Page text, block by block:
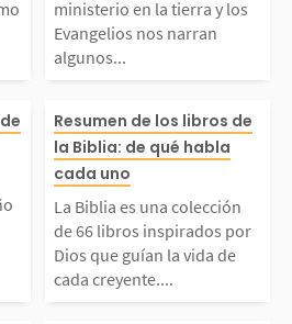
comp
que
Los
los 1
s Evangelios
an algunos de
sos milagros
mo propósito
r a...
ministerio en la tierra y los
Evangelios nos narran
algunos...
despu
La Biblia es
ción de 66
rados por Dios
ían la vida de
Resumen de los libros de
la Biblia: de qué habla
cada uno
La Biblia es una colección
de 66 libros inspirados por
Dios que guían la vida de
cada creyente....